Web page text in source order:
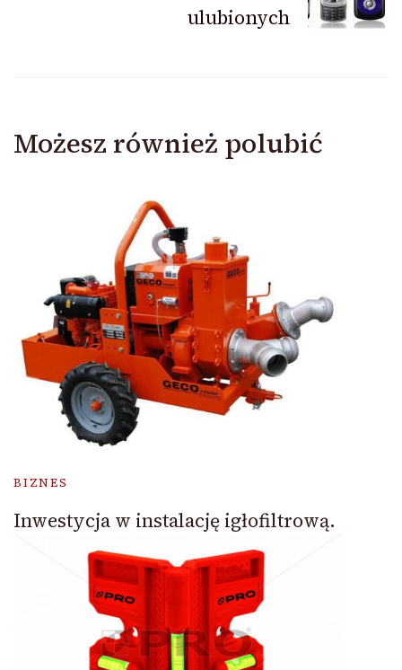
ulubionych
Możesz również polubić
BIZNES
Inwestycja w instalację igłofiltrową.